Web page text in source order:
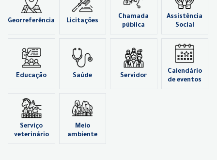
Georreferência Licitações
Chamada
pública
Assistência
Social
Educação Saúde Servidor
Calendário
de eventos
Serviço
veterinário
Meio
ambiente